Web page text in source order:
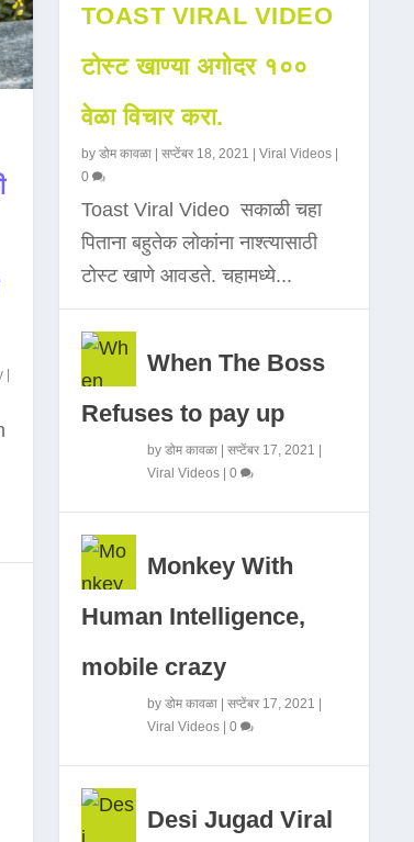
|
TOAST VIRAL VIDEO
टोस्ट खाण्या अगोदर १००
वेळा विचार करा.
by डोम कावळा| सप्टेंबर 18, 2021 | Viral Videos|
0
Toast Viral Video सकाळी चहा
पिताना बहुतेक लोकांना नाश्त्यासाठी
टोस्ट खाणे आवडते. चहामध्ये...
When The Boss
Refuses to pay up
by डोम कावळा| सप्टेंबर 17, 2021 |
Viral Videos| 0
Monkey With
Human Intelligence,
mobile crazy
by डोम कावळा| सप्टेंबर 17, 2021 |
Viral Videos| 0
Desi Jugad Viral